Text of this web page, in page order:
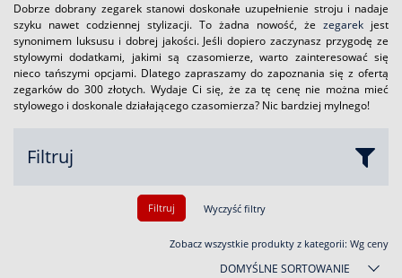
Dobrze dobrany zegarek stanowi doskonałe uzupełnienie stroju i nadaje
szyku nawet codziennej stylizacji. To żadna nowość, że zegarek jest
synonimem luksusu i dobrej jakości. Jeśli dopiero zaczynasz przygodę ze
stylowymi dodatkami, jakimi są czasomierze, warto zainteresować się
nieco tańszymi opcjami. Dlatego zapraszamy do zapoznania się z ofertą
zegarków do 300 złotych. Wydaje Ci się, że za tę cenę nie można mieć
stylowego i doskonale działającego czasomierza? Nic bardziej mylnego!
Filtruj
Filtruj Wyczyść filtry
Zobacz wszystkie produkty z kategorii: Wg ceny
DOMYŚLNE SORTOWANIE